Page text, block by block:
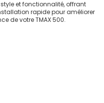
et fonctionnalité, offrant
rapide pour améliorer
de votre TMAX 500.